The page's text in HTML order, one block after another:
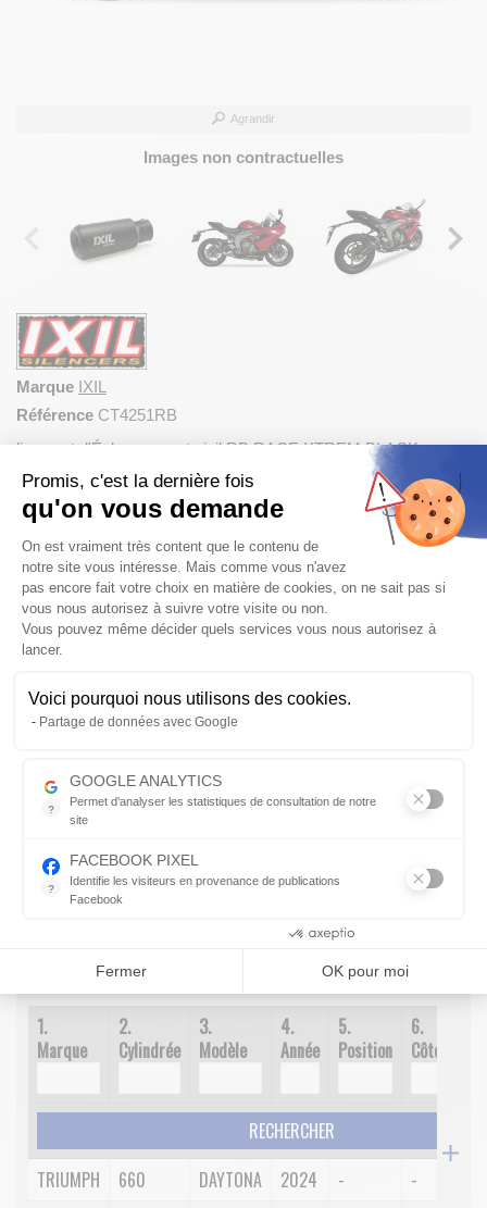
Agrandir
Images non contractuelles
Marque IXIL
Référence CT4251RB
ligne pot d'Échappements ixil RB RACE XTREM BLACK
TRIUMPH DAYTONA 660, livré avec le nécessaire de
montage.
Silencieux racing non homologué conique fabriquée
en acier inoxydableAISI304 avec finition laquée noire.
Plus de détails
Posez une question sur ce produit
1003.21€ 1269.88 €
Fabriqué de 7 à 30 jours
Frais de portOFFERTSpour l’achat de ce produit
1.
Marque
2.
Cylindrée
3.
Modèle
4.
Année
5.
Position
6.
Côté
RECHERCHER
TRIUMPH
660 DAYTONA 2024 - -
Promis, c'est la dernière fois
qu'on vous demande
Plateforme de Gestion du
On est vraiment très content que le contenu de
notre site vous intéresse. Mais comme vous n'avez
pas encore fait votre choix en matière de cookies, on ne sait pas si
vous nous autorisez à suivre votre visite ou non.
Vous pouvez même décider quels services vous nous autorisez à
lancer.
Voici pourquoi nous utilisons des cookies.
Partage de données avec Google
?
GOOGLE ANALYTICS
Permet d'analyser les statistiques de consultation de notre
site
?
FACEBOOK PIXEL
Identifie les visiteurs en provenance de publications
Facebook
Fermer OK pour moi
Axeptio consent